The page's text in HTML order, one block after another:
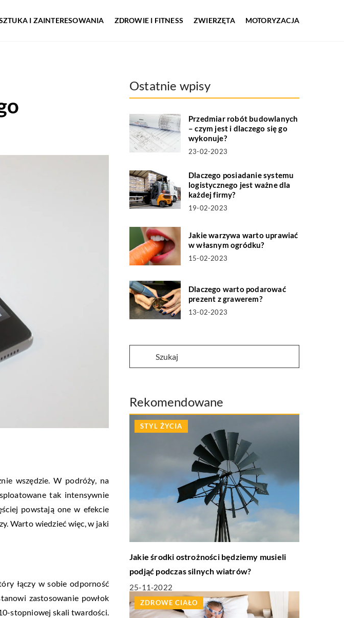
I ZAINTERESOWANIA ZDROWIE I FITNESS ZWIERZĘTA MOTORYZACJA
wszędzie. W podróży, na
tak intensywnie
powstają one w efekcie
Warto wiedzieć więc, w jaki
łączy w sobie odporność
zastosowanie powłok
stopniowej skali twardości.
Ostatnie wpisy
Przedmiar robót budowlanych
– czym jest i dlaczego się go
wykonuje?
23-02-2023
Dlaczego posiadanie systemu
logistycznego jest ważne dla
każdej firmy?
19-02-2023
Jakie warzywa warto uprawiać
w własnym ogródku?
15-02-2023
Dlaczego warto podarować
prezent z grawerem?
13-02-2023
Rekomendowane
STYL ŻYCIA
Jakie środki ostrożności będziemy musieli
podjąć podczas silnych wiatrów?
25-11-2022
ZDROWE CIAŁO